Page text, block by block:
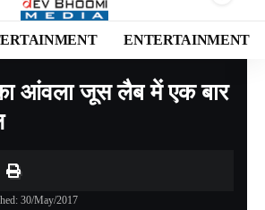
ENTERTAINMENT
>NATIONAL> बाबा रामदेव का आंवला जूस लैब में एक बार फिर हुआ फेल
का आंवला जूस लैब में एक बार
30/May/2017